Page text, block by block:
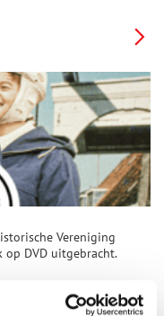
bezoekers
Vereniging
op DVD uitgebracht.